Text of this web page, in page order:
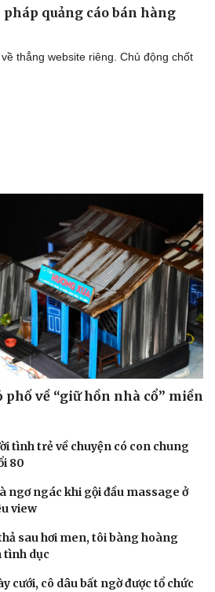
Sành điệu
Trải nghiệm
quảng cáo bán hàng
thẳng website riêng. Chủ động chốt
phố về “giữ hồn nhà cổ” miền
tình trẻ về chuyện có con chung
80
ngơ ngác khi gội đầu massage ở
view
sau hơi men, tôi bàng hoàng
tình dục
cưới, cô dâu bất ngờ được tổ chức